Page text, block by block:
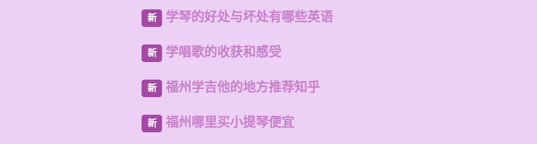
新 学琴的好处与坏处有哪些英语
新 学唱歌的收获和感受
新 福州学吉他的地方推荐知乎
新 福州哪里买小提琴便宜